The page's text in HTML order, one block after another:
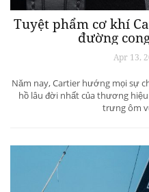
Tuyệt phẩm cơ khí
đường
Apr 13,
Năm nay, Cartier hướng mọi sự
hồ lâu đời nhất của thương
trưng ôm